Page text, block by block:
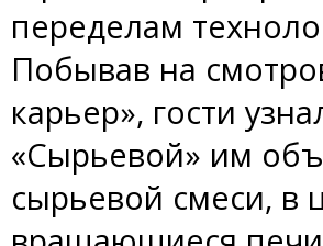
переделам
Побывав на
карьер», гости
«Сырьевой» им
сырьевой смеси, в